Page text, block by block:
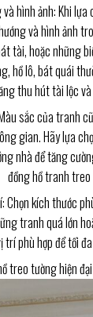
hình ảnh: Khi
và hình ảnh
tài, hoặc những
hồ lô, bát quái
thu hút tài lộc
sắc của tranh
gian. Hãy lựa
nhà để tăng
đồng hồ tranh
Chọn kích thước
tranh quá lớn
trí phù hợp để tối
treo tường hiện